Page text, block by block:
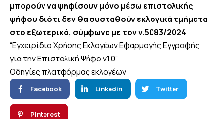
μπορούν να ψηφίσουν μόνο μέσω επιστολικής
ψήφου διότι δεν θα συσταθούν εκλογικά τμήματα
στο εξωτερικό, σύμφωνα με τον ν.5083/2024
“Εγχειρίδιο Χρήσης Εκλογέων Εφαρμογής Εγγραφής
για την Επιστολική Ψήφο v1.0”
Οδηγίες πλατφόρμας εκλογέων
Facebook Linkedin Twitter
Pinterest